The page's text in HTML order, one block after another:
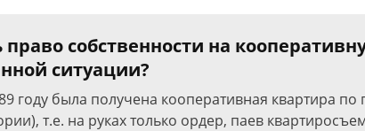
собственности на
ситуации?
году была получена кооперативная квартира
т.е. на руках только ордер, паев